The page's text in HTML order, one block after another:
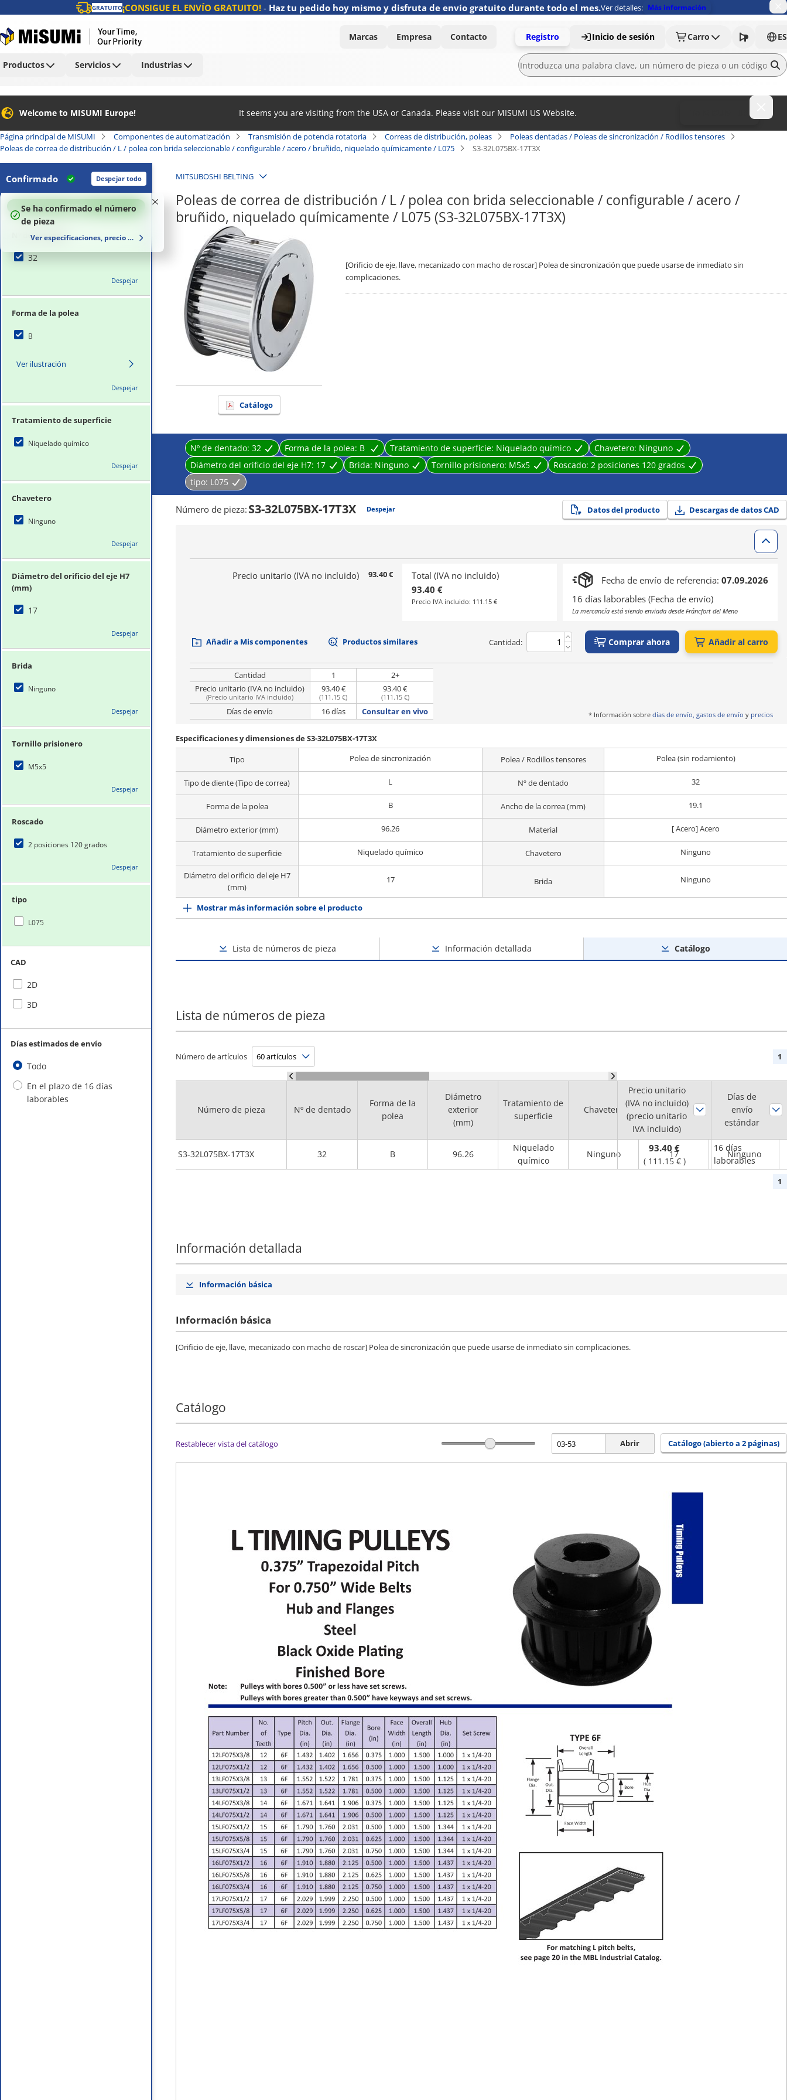
GRATUITO¡CONSIGUE EL ENVÍO GRATUITO!- Haz tu pedido hoy mismo y disfruta de envío gratuito durante todo el mes.Ver detalles: Más información
Marcas Empresa Contacto Registro Inicio de sesión Carro ES
Productos Servicios Industrias
Welcome to MISUMI Europe! It seems you are visiting from the USA or Canada. Please visit our MISUMI US Website.
Página principal de MISUMI Componentes de automatización Transmisión de potencia rotatoria Correas de distribución, poleas
Poleas dentadas / Poleas de sincronización / Rodillos tensores
Poleas de correa de distribución / L / polea con brida seleccionable / configurable / acero / bruñido, niquelado químicamente / L075
S3-32L075BX-17T3X
Confirmado Despejar todo
100%
Se ha confirmado el número
de pieza
Ver especificaciones, precio y plazo de entrega
Nº de dentado
32
Despejar
Forma de la polea
B
Ver ilustración
Despejar
Tratamiento de superficie
Niquelado químico
Despejar
Chavetero
Ninguno
Despejar
Diámetro del orificio del eje H7
(mm)
17
Despejar
Brida
Ninguno
Despejar
Tornillo prisionero
M5x5
Despejar
Roscado
2 posiciones 120 grados
Despejar
tipo
L075
CAD
2D
3D
Días estimados de envío
Todo
En el plazo de 16 días
laborables
MITSUBOSHI BELTING
Poleas de correa de distribución / L / polea con brida seleccionable / configurable / acero /
bruñido, niquelado químicamente / L075 (S3-32L075BX-17T3X)
Catálogo
[Orificio de eje, llave, mecanizado con macho de roscar] Polea de sincronización que puede usarse de inmediato sin
complicaciones.
Nº de dentado: 32 Forma de la polea: B Tratamiento de superficie: Niquelado químico Chavetero: Ninguno
Diámetro del orificio del eje H7: 17 Brida: Ninguno Tornillo prisionero: M5x5 Roscado: 2 posiciones 120 grados
tipo: L075
Número de pieza: S3-32L075BX-17T3X Despejar Datos del producto Descargas de datos CAD
Precio unitario (IVA no incluido) 93.40 €
Total (IVA no incluido)
93.40 €
Precio IVA incluido: 111.15 €
Fecha de envío de referencia: 07.09.2026
16 días laborables (Fecha de envío)
La mercancía está siendo enviada desde Fráncfort del Meno
Añadir a Mis componentes Productos similares Cantidad: Comprar ahora Añadir al carro
Cantidad 1
2+
Precio unitario (IVA no incluido)
(Precio unitario IVA incluido)
93.40 €
(111.15 €)
93.40 €
(111.15 €)
Días de envío 16 días Consultar en vivo * Información sobre días de envío, gastos de envío y precios
Especificaciones y dimensiones de S3-32L075BX-17T3X
Tipo
Polea de sincronización Polea / Rodillos tensores Polea (sin rodamiento)
Tipo de diente (Tipo de correa) L Nº de dentado 32
Forma de la polea B Ancho de la correa (mm) 19.1
Diámetro exterior (mm) 96.26 Material [ Acero] Acero
Tratamiento de superficie Niquelado químico Chavetero Ninguno
Diámetro del orificio del eje H7
(mm)
17 Brida Ninguno
Mostrar más información sobre el producto
Lista de números de pieza Información detallada Catálogo
Lista de números de pieza
Número de artículos 1
Número de pieza
S3-32L075BX-17T3X
Nº de dentado
Forma de la
polea
Diámetro
exterior
(mm)
Tratamiento de
superficie
Chavetero
Diámetro del
orificio del eje
H7
(mm)
Brida
32 B 96.26
Niquelado
químico
Ninguno 17 Ninguno
Precio unitario
(IVA no incluido)
(precio unitario
IVA incluido)
Días de
envío
estándar
93.40 €
( 111.15 € )
16 días
laborables
1
Información detallada
Información básica
Información básica
[Orificio de eje, llave, mecanizado con macho de roscar] Polea de sincronización que puede usarse de inmediato sin complicaciones.
Catálogo
Restablecer vista del catálogo Abrir Catálogo (abierto a 2 páginas)